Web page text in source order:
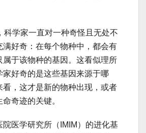
科学家一直对一种奇怪且无处不
满好奇：在每个物种中，都会有
属于该物种的基因。这看似理所
家好奇的是这些基因来源于哪
看，这才是新的物种出现，或者
奇迹的关键。
医学研究所（IMIM）的进化基